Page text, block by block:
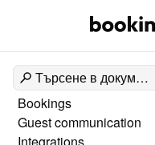
Търсене в документи
Bookings
Guest communication